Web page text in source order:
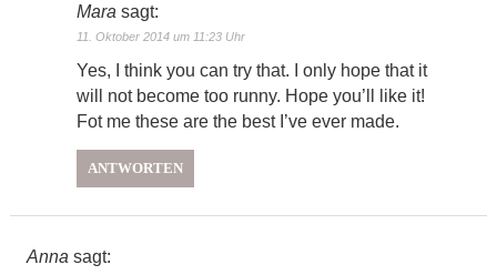
Mara sagt:
11. Oktober 2014 um 11:23 Uhr
Yes, I think you can try that. I only hope that it
will not become too runny. Hope you’ll like it!
Fot me these are the best I’ve ever made.
ANTWORTEN
Anna sagt: